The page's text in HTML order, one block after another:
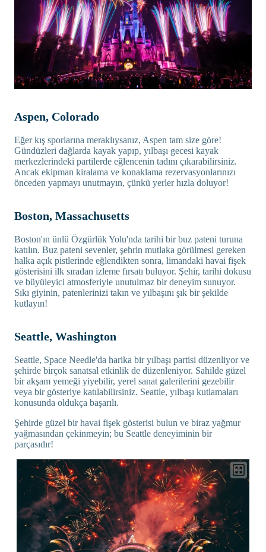
Aspen, Colorado
Eğer kış sporlarına meraklıysanız, Aspen tam size göre!
Gündüzleri dağlarda kayak yapıp, yılbaşı gecesi kayak
merkezlerindeki partilerde eğlencenin tadını çıkarabilirsiniz.
Ancak ekipman kiralama ve konaklama rezervasyonlarınızı
önceden yapmayı unutmayın, çünkü yerler hızla doluyor!
Boston, Massachusetts
Boston'ın ünlü Özgürlük Yolu'nda tarihi bir buz pateni turuna
katılın. Buz pateni sevenler, şehrin mutlaka görülmesi gereken
halka açık pistlerinde eğlendikten sonra, limandaki havai fişek
gösterisini ilk sıradan izleme fırsatı buluyor. Şehir, tarihi dokusu
ve büyüleyici atmosferiyle unutulmaz bir deneyim sunuyor.
Sıkı giyinin, patenlerinizi takın ve yılbaşını şık bir şekilde
kutlayın!
Seattle, Washington
Seattle, Space Needle'da harika bir yılbaşı partisi düzenliyor ve
şehirde birçok sanatsal etkinlik de düzenleniyor. Sahilde güzel
bir akşam yemeği yiyebilir, yerel sanat galerilerini gezebilir
veya bir gösteriye katılabilirsiniz. Seattle, yılbaşı kutlamaları
konusunda oldukça başarılı.
Şehirde güzel bir havai fişek gösterisi bulun ve biraz yağmur
yağmasından çekinmeyin; bu Seattle deneyiminin bir
parçasıdır!